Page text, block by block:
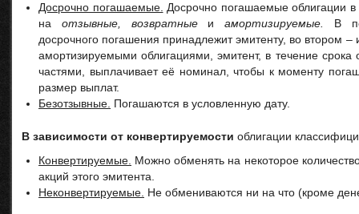
Досрочно погашаемые. Досрочно погашаемые облигации
на отзывные, возвратныеи амортизируемые.
В
досрочного погашения принадлежит эмитенту, во втором –
амортизируемыми облигациями, эмитент, в течение срока
частями, выплачивает её номинал, чтобы к моменту
размер выплат.
Безотзывные. Погашаются в условленную дату.
В зависимости от конвертируемости облигации
Конвертируемые. Можно обменять на некоторое
акций этого эмитента.
Неконвертируемые. Не обмениваются ни на что (кроме